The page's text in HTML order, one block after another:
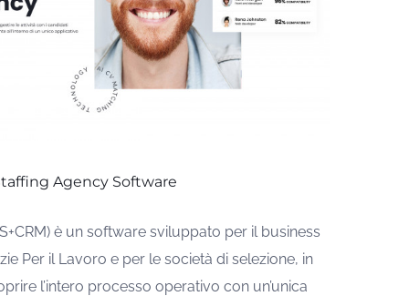
Agency Software
è un software sviluppato per il business
Per il Lavoro e per le società di selezione, in
l’intero processo operativo con un’unica